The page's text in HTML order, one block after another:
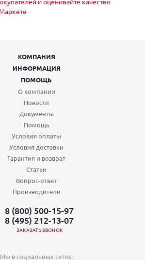
КОМПАНИЯ
ИНФОРМАЦИЯ
ПОМОЩЬ
О компании
Новости
Документы
Помощь
Условия оплаты
Условия доставки
Гарантия и возврат
Статьи
Вопрос-ответ
Производители
8 (800) 500-15-97
8 (495) 212-13-07
ЗАКАЗАТЬ ЗВОНОК
Мы в социальных сетях: